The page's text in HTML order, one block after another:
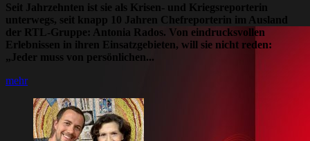
Seit Jahrzehnten ist sie als Krisen- und Kriegsreporterin
unterwegs, seit knapp 10 Jahren Chefreporterin im Ausland
der RTL-Gruppe: Antonia Rados. Von eindrucksvollen
Erlebnissen in ihren Einsatzgebieten, will sie nicht reden:
„Jeder muss von persönlichen...
mehr